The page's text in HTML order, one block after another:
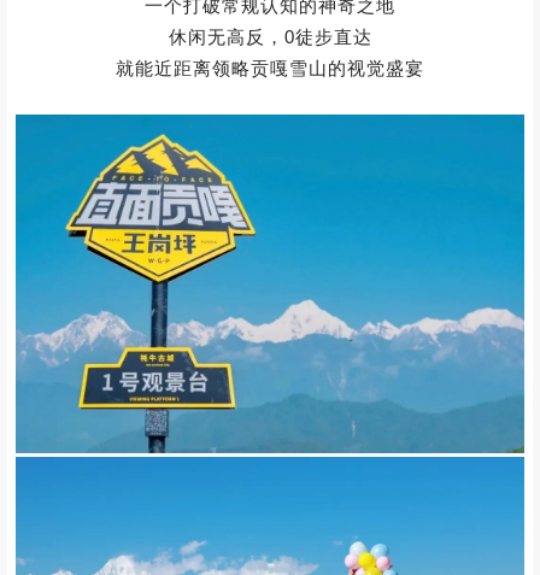
一个打破常规认知的神奇之地
休闲无高反，0徒步直达
就能近距离领略贡嘎雪山的视觉盛宴